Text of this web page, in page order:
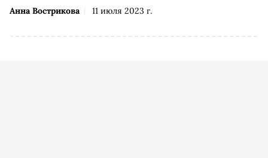
Анна Вострикова 11 июля 2023 г.